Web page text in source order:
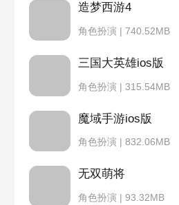
造梦西游4
角色扮演 | 740.52MB
三国大英雄ios版
角色扮演 | 315.54MB
魔域手游ios版
角色扮演 | 832.06MB
无双萌将
角色扮演 | 93.32MB